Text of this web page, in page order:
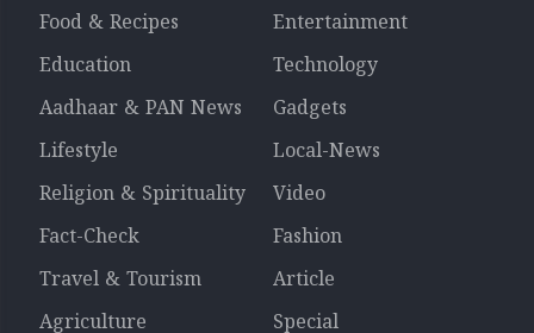
Food & Recipes
Entertainment
Education
Technology
Aadhaar & PAN News
Gadgets
Lifestyle
Local-News
Religion & Spirituality
Video
Fact-Check
Fashion
Travel & Tourism
Article
Agriculture
Special